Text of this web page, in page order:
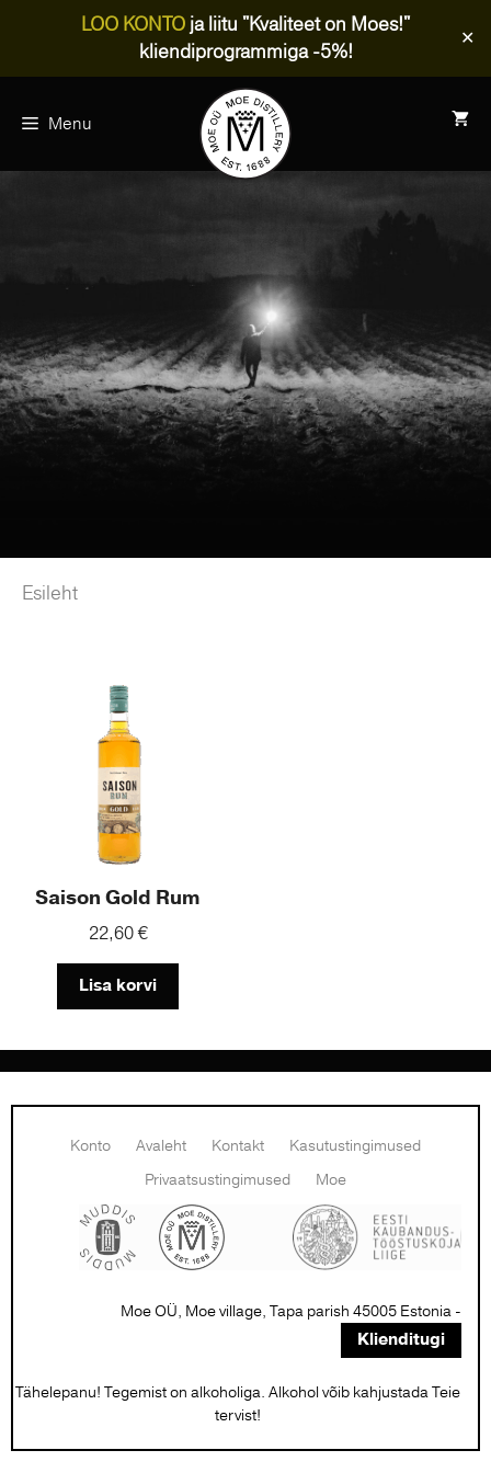
LOO KONTO ja liitu "Kvaliteet on Moes!"
kliendiprogrammiga -5%!
✕
Menu
Esileht
Saison Gold Rum
22,60€
Lisa korvi
Konto Avaleht Kontakt
Kasutustingimused
Privaatsustingimused
Moe
Moe OÜ, Moe village, Tapa parish 45005 Estonia -
Klienditugi
Tähelepanu! Tegemist on alkoholiga. Alkohol võib kahjustada Teie
tervist!